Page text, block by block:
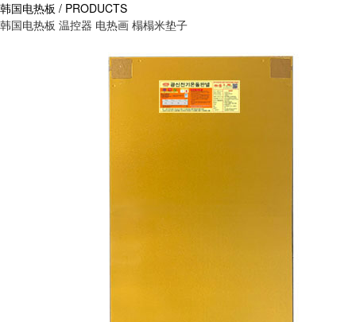
韩国电热板 / PRODUCTS
韩国电热板 温控器 电热画 榻榻米垫子